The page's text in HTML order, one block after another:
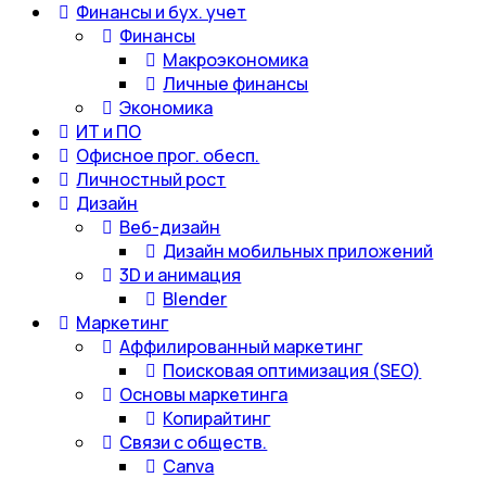
Финансы и бух. учет
Финансы
Макроэкономика
Личные финансы
Экономика
ИТ и ПО
Офисное прог. обесп.
Личностный рост
Дизайн
Веб-дизайн
Дизайн мобильных приложений
3D и анимация
Blender
Маркетинг
Аффилированный маркетинг
Поисковая оптимизация (SEO)
Основы маркетинга
Копирайтинг
Связи с обществ.
Canva